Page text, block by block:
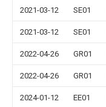
2021-03-12 SE01
2021-03-12 SE01
2022-04-26 GR01
2022-04-26 GR01
2024-01-12 EE01